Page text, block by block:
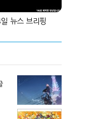
뉴스 브리핑